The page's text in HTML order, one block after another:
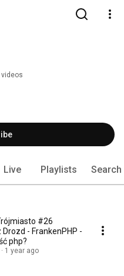
videos
Live Playlists Search
#26
- FrankenPHP -
php?
1 year ago